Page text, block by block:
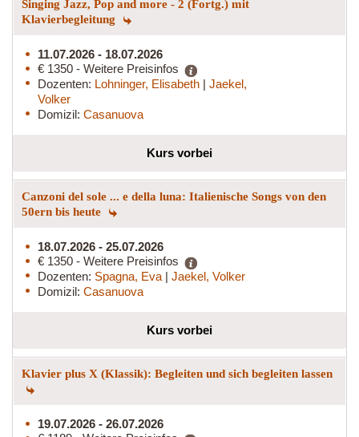
Singing Jazz, Pop and more - 2 (Fortg.) mit
Klavierbegleitung
11.07.2026 - 18.07.2026
€ 1350 - Weitere Preisinfos
Dozenten: Lohninger, Elisabeth | Jaekel,
Volker
Domizil: Casanuova
Kurs vorbei
Canzoni del sole ... e della luna: Italienische Songs von den
50ern bis heute
18.07.2026 - 25.07.2026
€ 1350 - Weitere Preisinfos
Dozenten: Spagna, Eva | Jaekel, Volker
Domizil: Casanuova
Kurs vorbei
Klavier plus X (Klassik): Begleiten und sich begleiten lassen
19.07.2026 - 26.07.2026